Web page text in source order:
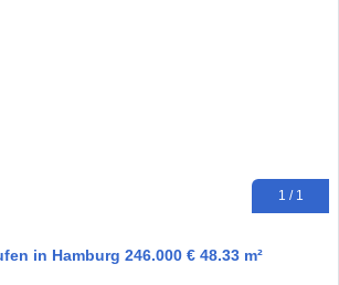
1 / 1
in Hamburg 246.000 € 48.33 m²